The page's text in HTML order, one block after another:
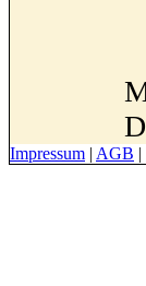
Impressum | AGB |